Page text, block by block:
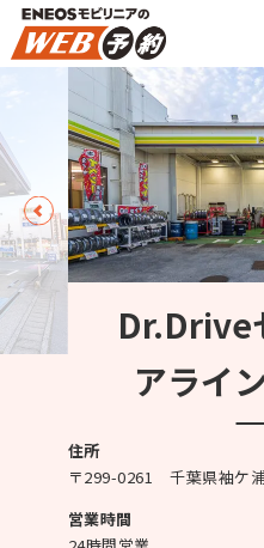
Dr.Drive
アライ
住所
〒299-0261
千葉県袖ケ
営業時間